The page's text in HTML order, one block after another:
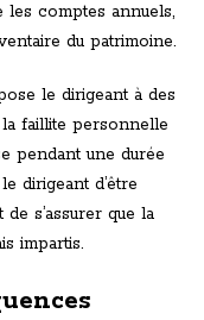
les comptes annuels,
du patrimoine.
le dirigeant à des
faillite personnelle
pendant une durée
dirigeant d’être
s’assurer que la
impartis.